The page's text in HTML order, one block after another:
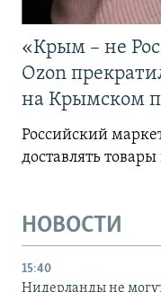
«Крым – не
Ozon
на Крымском
Российский
доставлять
НОВОСТИ
15:40
Нидерланды не